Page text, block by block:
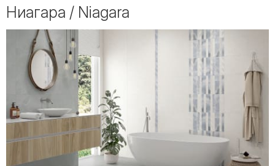
Ниагара / Niagara